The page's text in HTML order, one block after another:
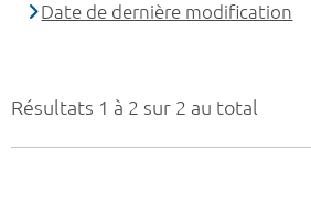
Résultats 1 à 2 sur 2 au total
Date de dernière modification